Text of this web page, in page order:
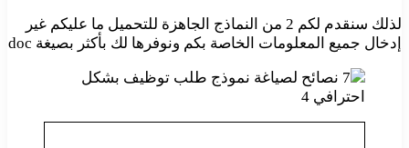
لذلك سنقدم لكم 2 من النماذج الجاهزة للتحميل ما عليكم غير
إدخال جميع المعلومات الخاصة بكم ونوفرها لك بأكثر بصيغة doc